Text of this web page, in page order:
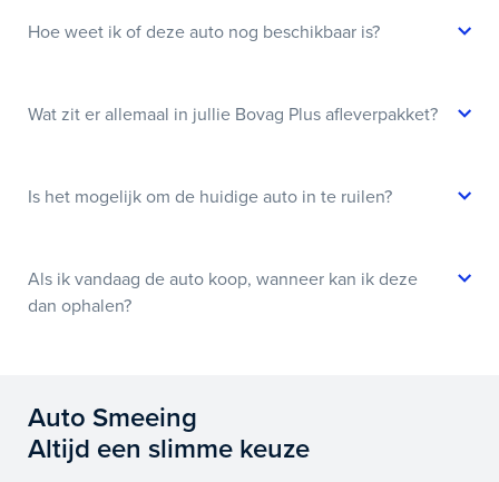
Hoe weet ik of deze auto nog beschikbaar is?
Wat zit er allemaal in jullie Bovag Plus afleverpakket?
Is het mogelijk om de huidige auto in te ruilen?
Als ik vandaag de auto koop, wanneer kan ik deze
dan ophalen?
Auto Smeeing
Altijd een slimme keuze